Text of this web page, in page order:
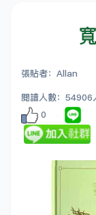
張貼者：Allan
閱讀人數：
0